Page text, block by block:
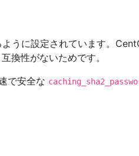
うに設定されています。
互換性がないためです。
で安全な